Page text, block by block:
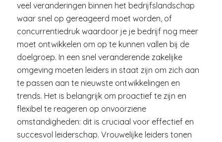
veel veranderingen binnen het bedrijfslandschap
waar snel op gereageerd moet worden, of
concurrentiedruk waardoor je je bedrijf nog meer
moet ontwikkelen om op te kunnen vallen bij de
doelgroep. In een snel veranderende zakelijke
omgeving moeten leiders in staat zijn om zich aan
te passen aan te nieuwste ontwikkelingen en
trends. Het is belangrijk om proactief te zijn en
flexibel te reageren op onvoorziene
omstandigheden: dit is cruciaal voor effectief en
succesvol leiderschap. Vrouwelijke leiders tonen